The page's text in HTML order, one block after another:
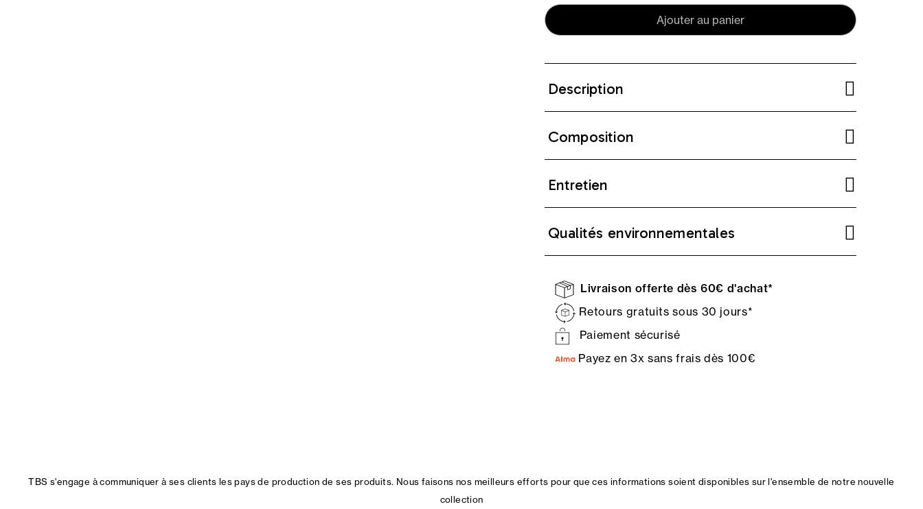
Ajouter au panier
Description
Composition
Entretien
Qualités environnementales
Livraison offerte dès 60€ d'achat*
Retours gratuits sous 30 jours*
Paiement sécurisé
Payez en 3x sans frais dès 100€
TBS s'engage à communiquer à ses clients les pays de production de ses produits. Nous faisons nos meilleurs efforts pour que ces informations soient disponibles sur l'ensemble de notre nouvelle
collection